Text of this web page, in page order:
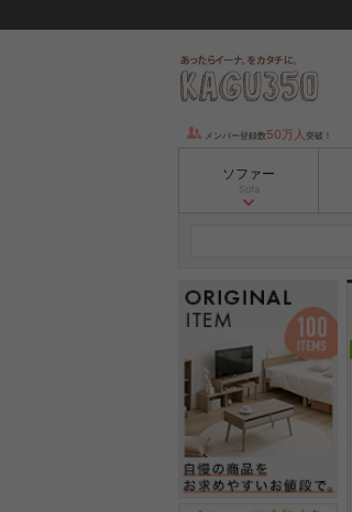
メンバー登録数 50万人 突破！
ソファー
Sofa